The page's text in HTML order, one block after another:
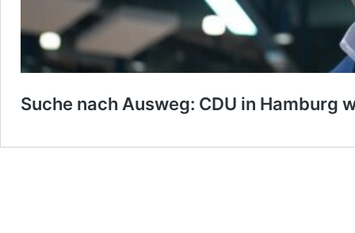
Suche nach Ausweg: CDU in Hamburg